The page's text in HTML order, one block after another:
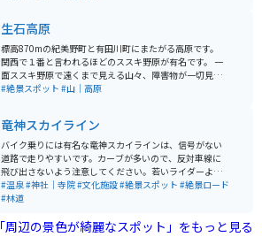
ら見下ろす景色は特に美しく、写真スポットとしても人
気があります。 近くの道の駅では地元の特産品や食事も
楽しめ、観光の拠点として便利です。周辺は自然豊かな
ワインディングロードが続くため、バイクでのツーリン
グにも最適で、景色を楽しみながら訪れる価値のあるス
生石高原
標高870mの紀美野町と有田川町にまたがる高原です。
関西で１番と言われるほどのススキ野原が有名です。 一
面ススキ野原で遠くまで見える山々、障害物が一切見え
ず素晴らしい風景です。 キャンプ場、レストランやトイ
楽しめます。山頂からは天気が良ければ四国や淡路島を
見ることができます。
#絶景スポット #山｜高原
竜神スカイライン
バイク乗りには有名な竜神スカイラインは、信号がない
道路で走りやすいです。カーブが多いので、反対車線に
飛び出さないよう注意してください。若いライダーより
ベテランのライダーの方が多い印象があります。山の上
になるので、夏は涼しく冬は寒いです。
#温泉#神社｜寺院#文化施設#絶景スポット #絶景ロード
#林道
「周辺の景色が綺麗なスポット」をもっと見る